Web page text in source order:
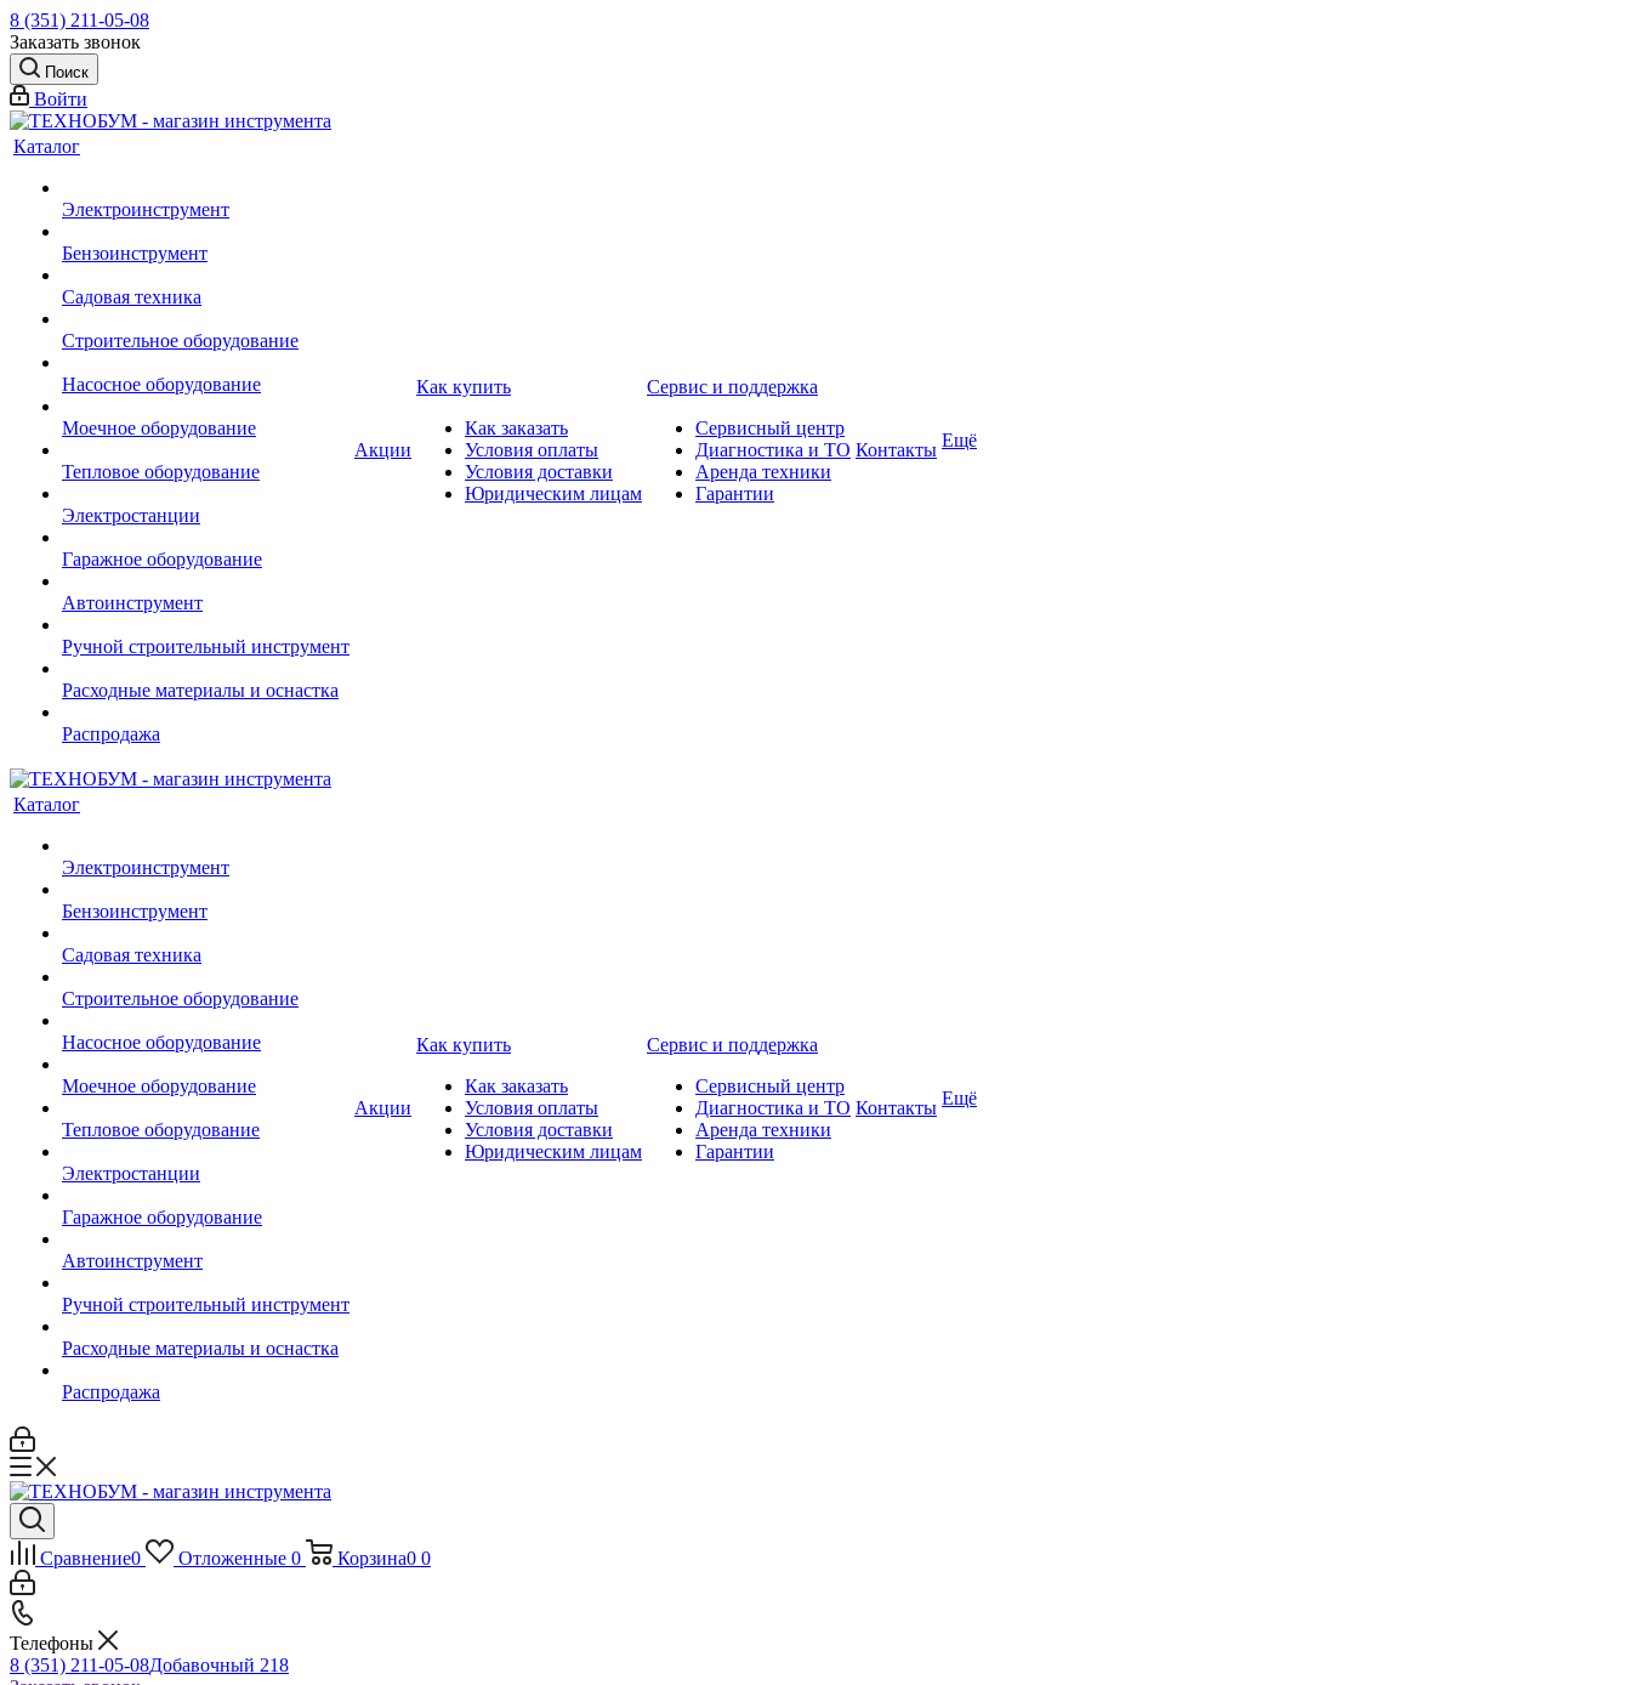
8 (351) 211-05-08
Заказать звонок
Поиск
Войти
Каталог
Электроинструмент
Бензоинструмент
Садовая техника
Строительное оборудование
Насосное оборудование
Моечное оборудование
Тепловое оборудование
Электростанции
Гаражное оборудование
Автоинструмент
Ручной строительный инструмент
Расходные материалы и оснастка
Распродажа
Акции
Как купить
Как заказать
Условия оплаты
Условия доставки
Юридическим лицам
Сервис и поддержка
Сервисный центр
Диагностика и ТО
Аренда техники
Гарантии
Контакты Ещё
Каталог
Электроинструмент
Бензоинструмент
Садовая техника
Строительное оборудование
Насосное оборудование
Моечное оборудование
Тепловое оборудование
Электростанции
Гаражное оборудование
Автоинструмент
Ручной строительный инструмент
Расходные материалы и оснастка
Распродажа
Акции
Как купить
Как заказать
Условия оплаты
Условия доставки
Юридическим лицам
Сервис и поддержка
Сервисный центр
Диагностика и ТО
Аренда техники
Гарантии
Контакты Ещё
Сравнение0 Отложенные 0 Корзина0 0
Телефоны
8 (351) 211-05-08Добавочный 218